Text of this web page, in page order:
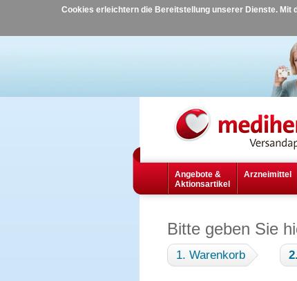
Cookies erleichtern die Bereitstellung unserer Dienste. Mit
Angebote &
Aktionsartikel
Arzneimittel
Bitte geben Sie
1. Warenkorb